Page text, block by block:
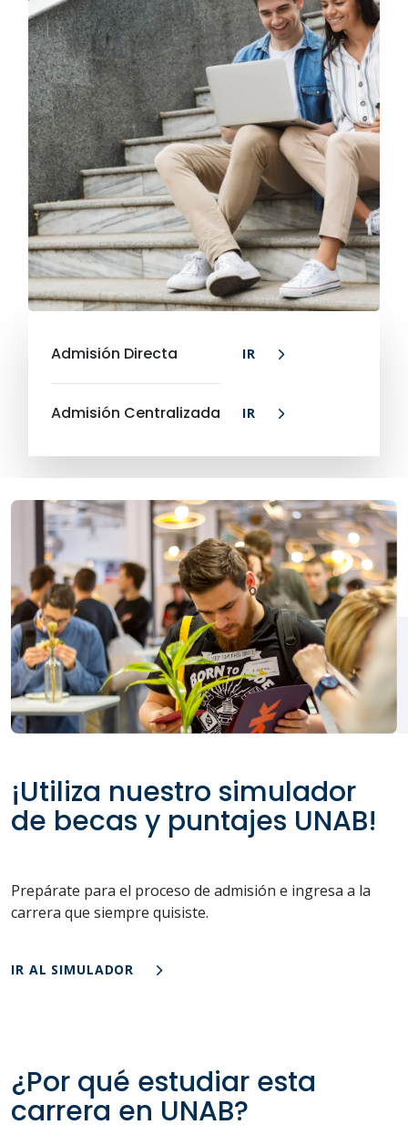
Admisión Directa IR
Admisión Centralizada IR
¡Utiliza nuestro simulador
de becas y puntajes UNAB!
Prepárate para el proceso de admisión e ingresa a la
carrera que siempre quisiste.
IR AL SIMULADOR
¿Por qué estudiar esta
carrera en UNAB?